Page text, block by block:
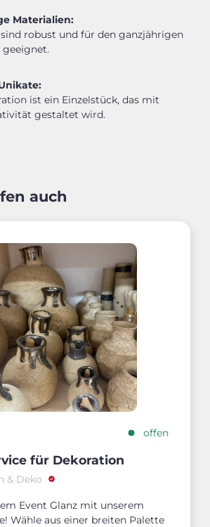
Materialien:
robust und für den ganzjährigen
geeignet.
ist ein Einzelstück, das mit
gestaltet wird.
auch
offen
für Dekoration
& Deko
Event Glanz mit unserem
Wähle aus einer breiten Palette